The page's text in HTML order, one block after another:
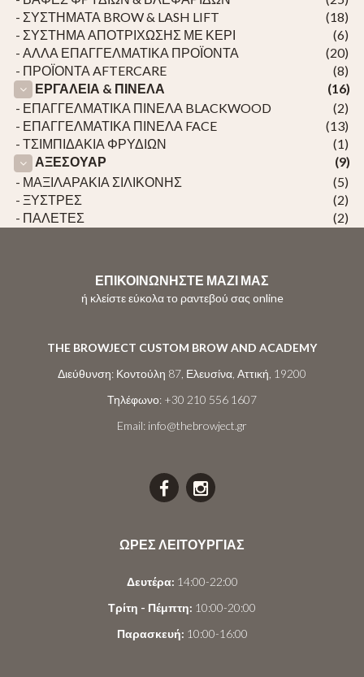
- ΣΥΣΤΗΜΑΤΑ BROW & LASH LIFT
(18)
- ΣΥΣΤΗΜΑ ΑΠΟΤΡΙΧΩΣΗΣ ΜΕ ΚΕΡΙ
(6)
- ΑΛΛΑ ΕΠΑΓΓΕΛΜΑΤΙΚΑ ΠΡΟΪΟΝΤΑ
(20)
- ΠΡΟΪΟΝΤΑ AFTERCARE
(8)
ΕΡΓΑΛΕΙΑ & ΠΙΝΕΛΑ
(16)
- ΕΠΑΓΓΕΛΜΑΤΙΚΑ ΠΙΝΕΛΑ BLACKWOOD
(2)
- ΕΠΑΓΓΕΛΜΑΤΙΚΑ ΠΙΝΕΛΑ FACE
(13)
- ΤΣΙΜΠΙΔΑΚΙΑ ΦΡΥΔΙΩΝ
(1)
ΑΞΕΣΟΥΑΡ
(9)
- ΜΑΞΙΛΑΡΑΚΙΑ ΣΙΛΙΚΟΝΗΣ
(5)
- ΞΥΣΤΡΕΣ
(2)
- ΠΑΛΕΤΕΣ
(2)
ΕΠΙΚΟΙΝΩΝΗΣΤΕ ΜΑΖΙ ΜΑΣ
ή κλείστε εύκολα το ραντεβού σας online
THE BROWJECT CUSTOM BROW AND ACADEMY
Διεύθυνση: Κοντούλη 87, Ελευσίνα, Αττική, 19200
Τηλέφωνο: +30 210 556 1607
Email: info@thebrowject.gr
ΩΡΕΣ ΛΕΙΤΟΥΡΓΙΑΣ
Δευτέρα: 14:00-22:00
Τρίτη - Πέμπτη: 10:00-20:00
Παρασκευή: 10:00-16:00